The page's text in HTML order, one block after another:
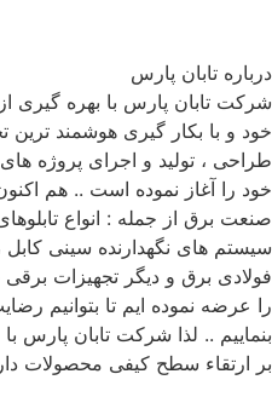
درباره تابان پارس
شرکت تابان پارس با بهره گیری
خود و با بکار گیری هوشمند
طراحی ، تولید و اجرای پروژه
خود را آغاز نموده است .. هم
صنعت برق از جمله : انواع
سیستم های نگهدارنده سینی کابل
را عرضه نموده ایم تا بتوانیم
بنماییم .. لذا شرکت تابان پارس
بر ارتقاء سطح کیفی محصولات